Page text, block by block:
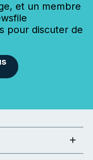
et un membre
pour discuter de